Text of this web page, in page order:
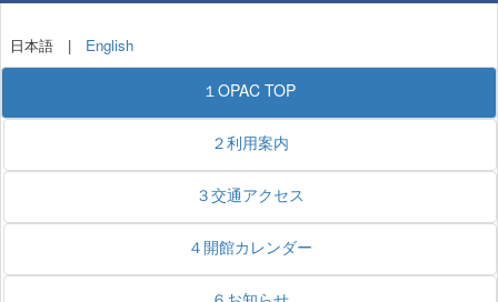
日本語 | English
１OPAC TOP
２利用案内
３交通アクセス
４開館カレンダー